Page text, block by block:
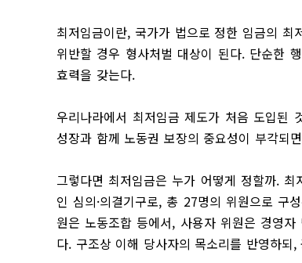
최저임금이란, 국가가 법으로 정한 임금의
위반할 경우 형사처벌 대상이 된다. 단순한
효력을 갖는다.
우리나라에서 최저임금 제도가 처음 도입된
성장과 함께 노동권 보장의 중요성이 부각되
그렇다면 최저임금은 누가 어떻게 정할까. 최
인 심의·의결기구로, 총 27명의 위원으로 구
원은 노동조합 등에서, 사용자 위원은 경영
다. 구조상 이해 당사자의 목소리를 반영하